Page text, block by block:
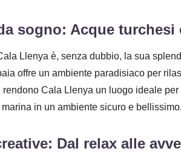
sogno: Acque turchesi
Llenya è, senza dubbio, la sua
offre un ambiente paradisiaco per
rendono Cala Llenya un luogo ideale
in un ambiente sicuro e bellissimo.
Dal relax alle